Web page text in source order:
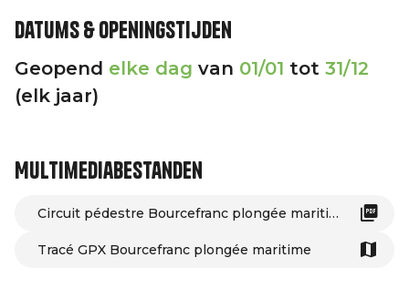
Datums & openingstijden
Geopend elke dag van 01/01 tot 31/12
(elk jaar)
Multimediabestanden
Circuit pédestre Bourcefranc plongée maritime
Tracé GPX Bourcefranc plongée maritime